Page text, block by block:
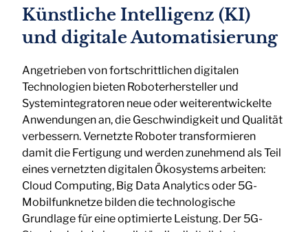
Künstliche Intelligenz (KI)
und digitale Automatisierung
Angetrieben von fortschrittlichen digitalen
Technologien bieten Roboterhersteller und
Systemintegratoren neue oder weiterentwickelte
Anwendungen an, die Geschwindigkeit und Qualität
verbessern. Vernetzte Roboter transformieren
damit die Fertigung und werden zunehmend als Teil
eines vernetzten digitalen Ökosystems arbeiten:
Cloud Computing, Big Data Analytics oder 5G-
Mobilfunknetze bilden die technologische
Grundlage für eine optimierte Leistung. Der 5G-